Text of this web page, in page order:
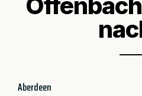
Aberdeen